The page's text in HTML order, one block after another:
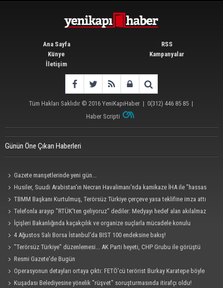
Ana Sayfa
Künye
İletişim
RSS
Kampanyalar
Tüm Hakları Saklıdır © 2016 YeniKapıHaber| 0(312) 446 85 85|
Haber Scripti
Günün Öne Çıkan Haberleri
Gazete manşetlerinde yeni gün...
Husiler, Suudi Arabistan'ın Necran Havalimanı'nda kamikaze İHA ile "hassas
bir hedefi" vurduklarını açıkladı
TBMM Başkanı Kurtulmuş, Terörsüz Türkiye çerçeve yasa teklifine imza attı
Telefonla arayıp "RTÜK'ten geliyoruz" dediler: Medyayı hedef alan akılalmaz
tuzak ifşa oldu
İçişleri Bakanlığında kaçakçılık ve organize suçlarla mücadele konulu
güvenlik toplantısı yapıldı
4 Ağustos Salı Borsa İstanbul'da BIST 100 endeksine bakış!
"Terörsüz Türkiye" düzenlemesi... AK Parti heyeti, CHP Grubu ile görüştü
Resmi Gazete'de Bugün
Operasyonun detayları ortaya çıktı: FETÖ'cü terörist Burkay Karatepe böyle
yakalandı!
Kuşadası Belediyesine yönelik "rüşvet" soruşturmasında itirafçı oldu!